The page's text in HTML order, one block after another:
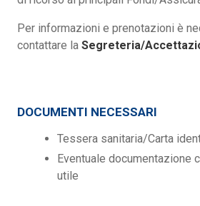
Per informazioni e prenotazioni è
contattare la Segreteria/
DOCUMENTI NECESSARI
Tessera sanitaria/Carta
Eventuale documentazione
utile